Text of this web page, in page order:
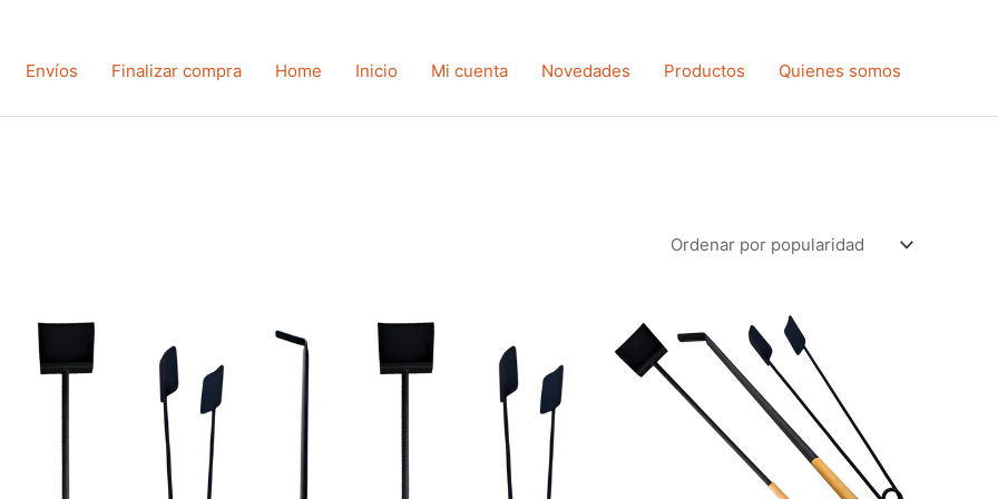
Envíos Finalizar compra Home Inicio Mi cuenta Novedades Productos Quienes somos